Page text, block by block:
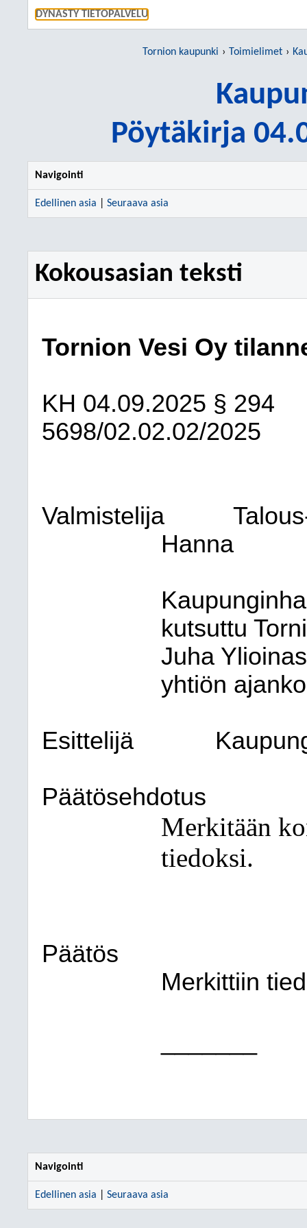
DYNASTY TIETOPALVELU
Tornion kaupunki Toimielimet
Pöytäkirja
Navigointi
Edellinen asia Seuraava asia
Kokousasian teksti
Tornion Vesi Oy
KH 04.09.2025 § 294
5698/02.02.02/2025
Valmistelija
Hanna
kutsuttu
Juha
yhtiön
Esittelijä
Päätösehdotus
Merkitään
tiedoksi.
Päätös
Merkittiin
Navigointi
Edellinen asia Seuraava asia